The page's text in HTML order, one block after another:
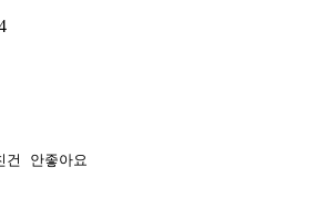
건 안좋아요